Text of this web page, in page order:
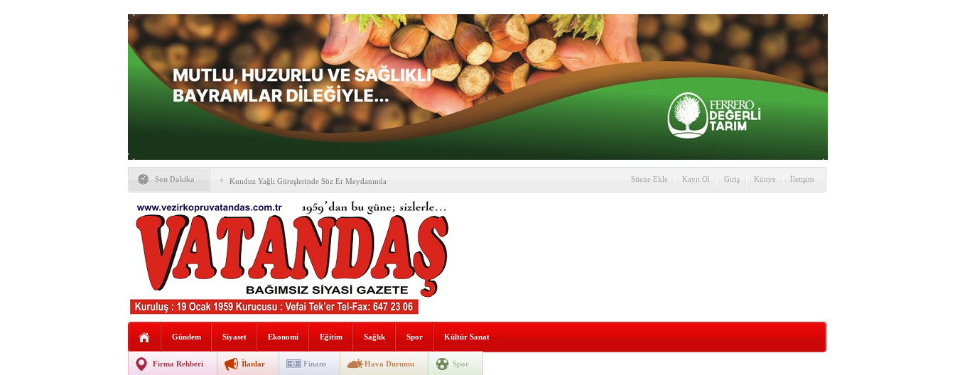
Son Dakika Kunduz Yağlı Güreşlerinde Söz Er Meydanında
Ankara & Vezirköprü Platformu’ndan Vezirköprü
Kaymakamına ‘hayırlı olsun’ ziyareti
KAYBETTİKLERİMİZ
NÖBETÇİ ECZANELER
PTT Taşerona Geçiyor
Erhan Parlar vefat etti
Sitene Ekle Kayıt Ol Giriş Künye İletişim
Gündem Siyaset Ekonomi Eğitim Sağlık Spor Kültür Sanat
Firma Rehberi İlanlar Finans Hava Durumu Spor